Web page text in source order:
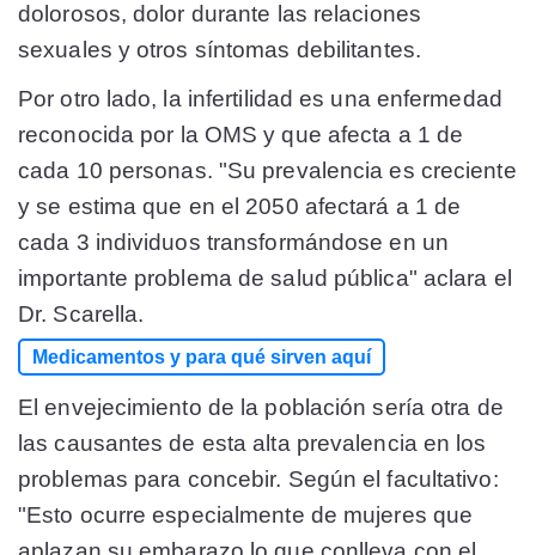
dolorosos, dolor durante las relaciones
sexuales y otros síntomas debilitantes.
Por otro lado, la infertilidad es una enfermedad
reconocida por la OMS y que afecta a 1 de
cada 10 personas. "Su prevalencia es creciente
y se estima que en el 2050 afectará a 1 de
cada 3 individuos transformándose en un
importante problema de salud pública" aclara el
Dr. Scarella.
Medicamentos y para qué sirven aquí
El envejecimiento de la población sería otra de
las causantes de esta alta prevalencia en los
problemas para concebir. Según el facultativo:
"Esto ocurre especialmente de mujeres que